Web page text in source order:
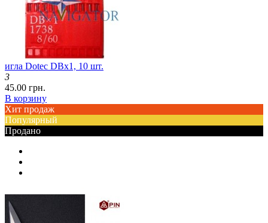
игла Dotec DBx1, 10 шт.
3
45.00 грн.
В корзину
Хит продаж
Популярный
Продано